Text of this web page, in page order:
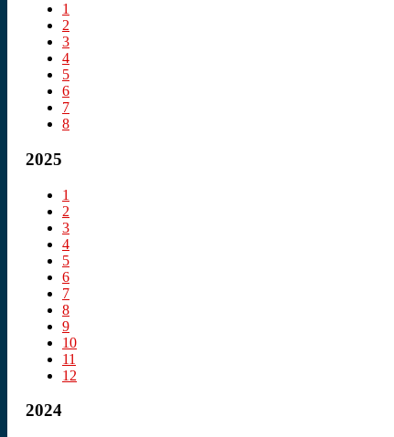
1
2
3
4
5
6
7
8
2025
1
2
3
4
5
6
7
8
9
10
11
12
2024